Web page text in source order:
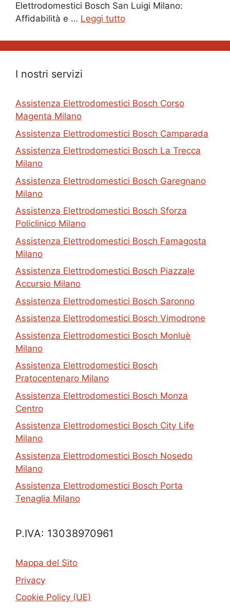
Elettrodomestici Bosch San Luigi Milano:
Affidabilità e … Leggi tutto
I nostri servizi
Assistenza Elettrodomestici Bosch Corso
Magenta Milano
Assistenza Elettrodomestici Bosch Camparada
Assistenza Elettrodomestici Bosch La Trecca
Milano
Assistenza Elettrodomestici Bosch Garegnano
Milano
Assistenza Elettrodomestici Bosch Sforza
Policlinico Milano
Assistenza Elettrodomestici Bosch Famagosta
Milano
Assistenza Elettrodomestici Bosch Piazzale
Accursio Milano
Assistenza Elettrodomestici Bosch Saronno
Assistenza Elettrodomestici Bosch Vimodrone
Assistenza Elettrodomestici Bosch Monluè
Milano
Assistenza Elettrodomestici Bosch
Pratocentenaro Milano
Assistenza Elettrodomestici Bosch Monza
Centro
Assistenza Elettrodomestici Bosch City Life
Milano
Assistenza Elettrodomestici Bosch Nosedo
Milano
Assistenza Elettrodomestici Bosch Porta
Tenaglia Milano
P.IVA: 13038970961
Mappa del Sito
Privacy
Cookie Policy (UE)